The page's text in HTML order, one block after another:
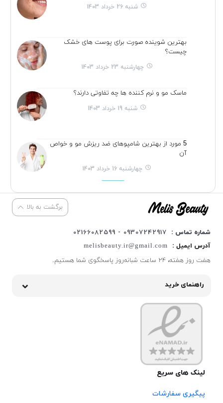
شنبه 26 خرداد 1403
بهترین شوینده صورت برای پوست های خشک
چیست؟
چهارشنبه 23 خرداد 1403
ماسک مو و نرم کننده ها چه تفاوتی دارند؟
شنبه 19 خرداد 1403
5 مورد از بهترین شامپوهای ضد ریزش مو و خواص
آن
چهارشنبه 16 خرداد 1403
برگشت به بالا
شماره تماس :
09307242917 - 02166082599
آدرس ایمیل :
melisbeauty.ir@gmail.com
هفت روز هفته، ۲۴ ساعت شبانه‌روز پاسخگوی شما هستیم.
راهنمای خرید
لینک های سریع
پیگیری سفارشات